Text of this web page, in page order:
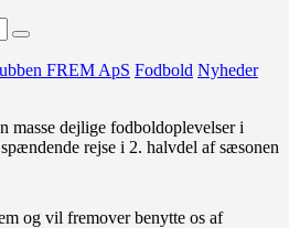
FREM ApS Fodbold Nyheder
masse dejlige fodboldoplevelser i
rejse i 2. halvdel af sæsonen
og vil fremover benytte os af